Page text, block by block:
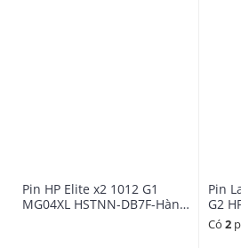
Pin HP Elite x2 1012 G1
MG04XL HSTNN-DB7F-Hàng
Pin
G2
Có 2